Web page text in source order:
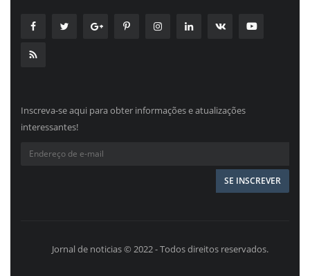
Inscreva-se aqui para obter informações e atualizações
interessantes!
Jornal de noticias © 2022 - Todos direitos reservados.